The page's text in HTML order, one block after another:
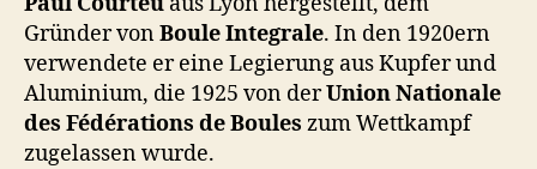
Gründer vonBoule Integrale. In den 1920ern
verwendete er eine Legierung aus Kupfer und
Aluminium, die 1925 von derUnion Nationale
des Fédérations de Boules zum Wettkampf
zugelassen wurde.